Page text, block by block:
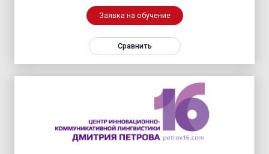
Заявка на обучение
Сравнить